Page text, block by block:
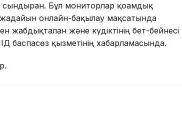
Бұл мониторлар қоғамдық
жағдайын онлайн-бақылау мақсатында
және күдіктінің бет-бейнесі
баспасөз қызметінің хабарламасында.